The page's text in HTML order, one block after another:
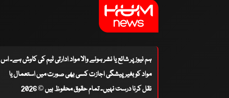
ہم نیوز پر شائع یا نشر ہونے والا مواد ادارتی ٹیم کی کاوش ہے۔ اس
مواد کو بغیر پیشگی اجازت کسی بھی صورت میں استعمال یا
نقل کرنا درست نہیں۔ تمام حقوق محفوظ ہیں © 2026